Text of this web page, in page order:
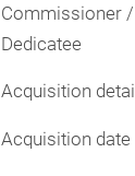
Commissioner
Dedicatee
Acquisition
Acquisition date